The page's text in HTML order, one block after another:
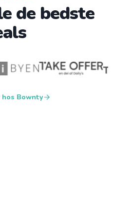
de bedste
Bowntyarrow_forward